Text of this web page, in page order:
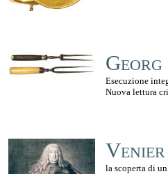
Esecuzione
Nuova lettura
la scoperta di